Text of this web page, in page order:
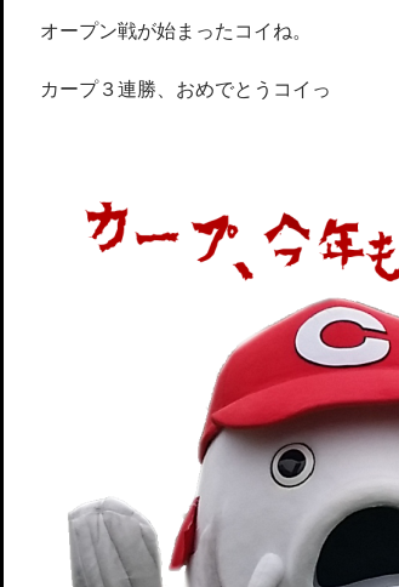
オープン戦が始まったコイね。
カープ３連勝、おめでとうコイっ